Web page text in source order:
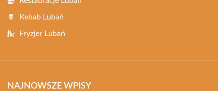
Kebab Lubań
Fryzjer Lubań
NAJNOWSZE WPISY